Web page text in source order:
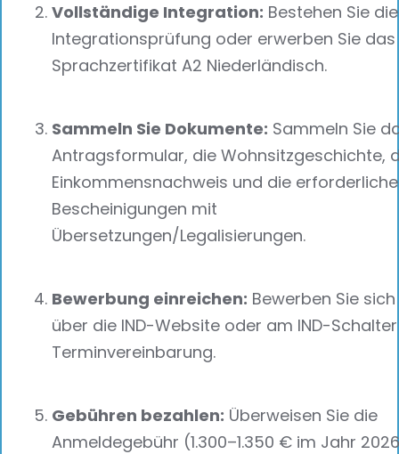
Vollständige Integration: Bestehen Sie die
Integrationsprüfung oder erwerben Sie das
Sprachzertifikat A2 Niederländisch.
Sammeln Sie Dokumente: Sammeln Sie
Antragsformular, die Wohnsitzgeschichte,
Einkommensnachweis und die
Bescheinigungen mit
Übersetzungen/Legalisierungen.
Bewerbung einreichen: Bewerben Sie
über die IND-Website oder am IND-
Terminvereinbarung.
Gebühren bezahlen: Überweisen Sie die
Anmeldegebühr (1.300–1.350 € im Jahr